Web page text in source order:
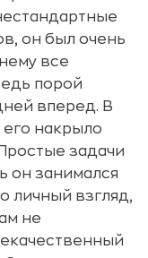
он был очень
все
порой
вперед. В
накрыло
задачи
он занимался
личный взгляд,
не